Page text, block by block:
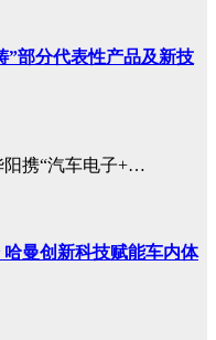
”部分代表性产品及新技
阳携“汽车电子+…
曼创新科技赋能车内体